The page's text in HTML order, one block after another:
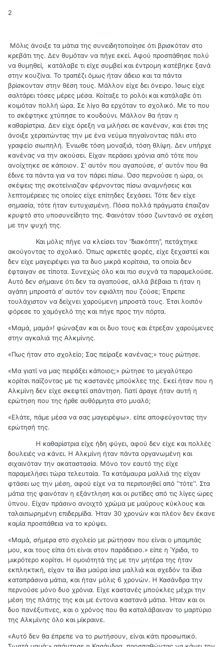
2
Μόλις άνοιξε τα μάτια της συνειδητοποίησε ότι βρισκόταν στο
κρεβάτι της. Δεν θυμόταν να πήγε εκεί. Αφού προσπάθησε πολύ
να θυμηθεί, κατάλαβε τι είχε συμβεί και έντρομη κατέβηκε ξανά
στην κουζίνα. Το τραπέζι όμως ήταν άδειο και τα πάντα
βρίσκονταν στην θέση τους. Μάλλον είχε δει όνειρο. Ίσως είχε
σαλτάρει τόσες μέρες μέσα. Κοίταξε το ρολόι και κατάλαβε ότι
κοιμόταν πολλή ώρα. Σε λίγο θα ερχόταν το σχολικό. Με το που
το σκέφτηκε χτύπησε το κουδούνι. Μάλλον θα ήταν η
καθαρίστρια. Δεν είχε όρεξη να μιλήσει σε κανέναν, και έτσι της
άνοιξε χεραιτώντας την με ένα νεύμα πηγαίνοντας πάλι στο
γραφείο σιωπηλή. Ένιωθε τόση μοναξιά, τόση θλίψη. Δεν υπήρχε
κανένας να την ακούσει. Είχαν περάσει χρόνια από τότε που
ανοίχτηκε σε κάποιον. Σ' αυτόν που αγαπούσε, σ' αυτόν που θα
έδινε τα πάντα για να τον πάρει πίσω. Όσο περνούσε η ώρα, οι
σκέψεις της σκοτείνιαζαν φέρνοντας πίσω αναμνήσεις και
λεπτομέρειες τις οποίες είχε επίτηδες ξεχάσει. Τότε δεν είχε
σημασία, τότε ήταν ευτυχισμένη. Πόσα πολλά πράγματα έπαιζαν
κρυφτό στο υποσυνείδητο της. Φαινόταν τόσο ζωντανό σε σχέση
με την ψυχή της.
Και μόλις πήγε να κλείσει τον ‘’διακόπτη’’, πετάχτηκε
ακούγοντας το σχολικό. Όπως αρκετές φορές, είχε ξεχαστεί και
δεν είχε μαγειρέψει για τα δυο μικρά κορίτσια, τα οποία δεν
έφταιγαν σε τίποτα. Συνεχώς όλο και πιο συχνά τα παραμελούσε.
Αυτό δεν σήμαινε ότι δεν τα αγαπούσε, αλλά βέβαια τι ήταν η
αγάπη μπροστά σ' αυτόν τον εφιάλτη που ζούσε; Έπρεπε
τουλάχιστον να δείχνει χαρούμενη μπροστά τους. Έτσι λοιπόν
φόρεσε το χαμόγελό της και πήγε προς την πόρτα.
«Μαμά, μαμά»! φώναξαν και οι δυο τους και έτρεξαν χαρούμενες
στην αγκαλιά της Αλκμίνης.
«Πως ήταν στο σχολείο; Σας πείραξε κανένας;» τους ρώτησε.
«Μα γιατί να μας πειράξει κάποιος;» ρώτησε το μεγαλύτερο
κορίτσι παίζοντας με τις καστανές μπούκλες της. Εκεί ήταν που η
Αλκμίνη δεν είχε σκεφτεί απάντηση. Γιατί άραγε ήταν αυτή η
ερώτηση που της ήρθε αυθόρμητα στο μυαλό;
«Ελάτε, πάμε μέσα να σας μαγειρέψω». είπε αποφεύγοντας την
ερώτησή της.
Η καθαρίστρια είχε ήδη φύγει, αφού δεν είχε και πολλές
δουλειές να κάνει. Η Αλκμίνη ήταν πάντα οργανωμένη και
σιχαινόταν την ακαταστασία. Μόνο τον εαυτό της είχε
παραμελήσει τώρα τελευταία. Τα κατάμαυρα μαλλιά της είχαν
φτάσει ως την μέση, αφού είχε να τα περιποιηθεί από ''τότε''. Στα
μάτια της φαινόταν η εξάντληση και οι ρυτίδες από τις λίγες ώρες
ύπνου. Είχαν πράσινο ανοιχτό χρώμα με μαύρους κύκλους και
ταλαιπωρημένη επιδερμίδα. Ήταν 30 χρονών και πλέον δεν έκανε
καμία προσπάθεια να το κρύψει.
«Μαμά, σήμερα στο σχολείο με ρώτησαν που είναι ο μπαμπάς
μου, και τους είπα ότι είναι στον παράδεισο.» είπε η Ύριδα, το
μικρότερο κορίτσι. Η ομοιότητά της με την μητέρα της ήταν
εκπληκτική, είχαν τα ίδια μαύρα ίσια μαλλιά και σχεδόν τα ίδια
καταπράσινα μάτια, και ήταν μόλις 6 χρονών. Η Κασάνδρα την
περνούσε μόνο δυο χρόνια. Είχε καστανές μπούκλες μέχρι την
μέση της πλάτης της και με έντονα καστανά μάτια. Ήταν και οι
δυο πανέξυπνες, και ο χρόνος που θα καταλάβαιναν το μαρτύριο
της Αλκμίνης όλο και μίκραινε.
«Αυτό δεν θα έπρεπε να το ρωτήσουν, είναι κάτι προσωπικό.